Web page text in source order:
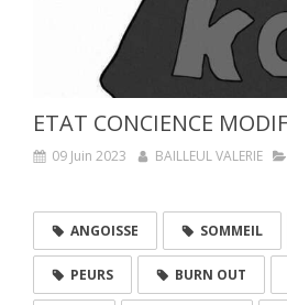
ETAT CONCIENCE
09 Juin 2023 BAILLEUL VALERIE
ANGOISSE SOMMEIL
PEURS BURN OUT